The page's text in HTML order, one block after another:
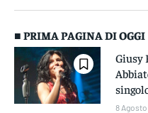
■ PRIMA PAGINA DI OGGI
Giusy
8